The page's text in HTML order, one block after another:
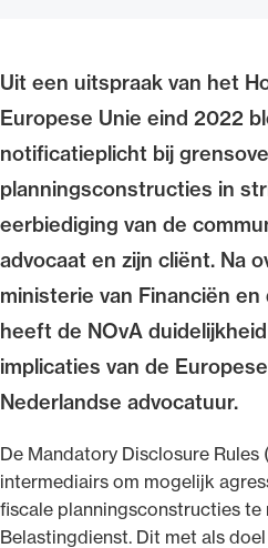
Uit een uitspraak van het
Europese Unie eind 2022
notificatieplicht bij
planningsconstructies in
eerbiediging van de
advocaat en zijn cliënt. Na
ministerie van Financiën
heeft de NOvA
implicaties van de
Nederlandse advocatuur.
De Mandatory Disclosure Rules
intermediairs om mogelijk
fiscale planningsconstructies te
Belastingdienst. Dit met als
Ondersteuning voor
beroepsuitoefening: van
het
geheimhoudernummers.